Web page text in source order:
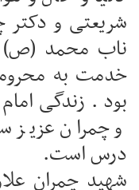
شریعتی و دکتر
ناب محمد (ص)
خدمت به
بود . زندگی
و چمران عزیز
درس است.
شهید چمران